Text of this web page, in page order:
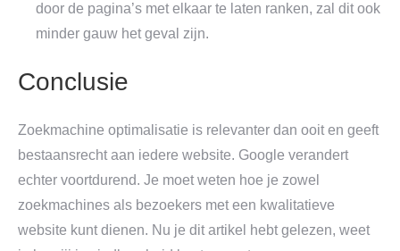
door de pagina’s met elkaar te laten ranken, zal dit ook
minder gauw het geval zijn.
Conclusie
Zoekmachine optimalisatie is relevanter dan ooit en geeft
bestaansrecht aan iedere website. Google verandert
echter voortdurend. Je moet weten hoe je zowel
zoekmachines als bezoekers met een kwalitatieve
website kunt dienen. Nu je dit artikel hebt gelezen, weet